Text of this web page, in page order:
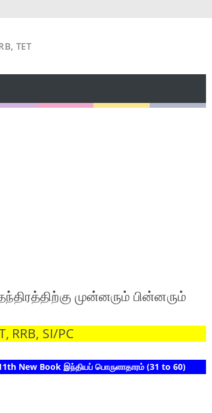
TET
முன்னரும் பின்னரும்
RRB, SI/PC
Book இந்தியப் பொருளாதாரம் (31 to 60)